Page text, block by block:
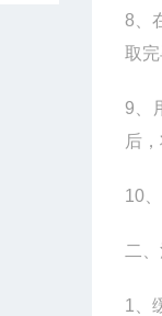
8
取
9
后
10
二
1